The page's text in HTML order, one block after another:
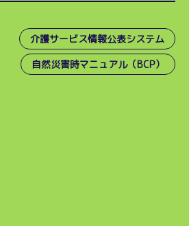
介護サービス情報公表システム
自然災害時マニュアル（BCP）